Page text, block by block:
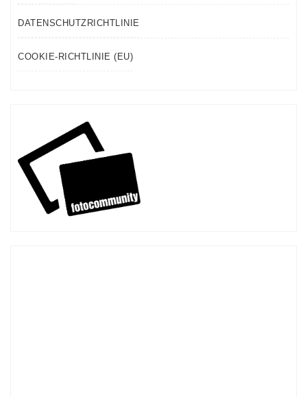
DATENSCHUTZRICHTLINIE
COOKIE-RICHTLINIE (EU)